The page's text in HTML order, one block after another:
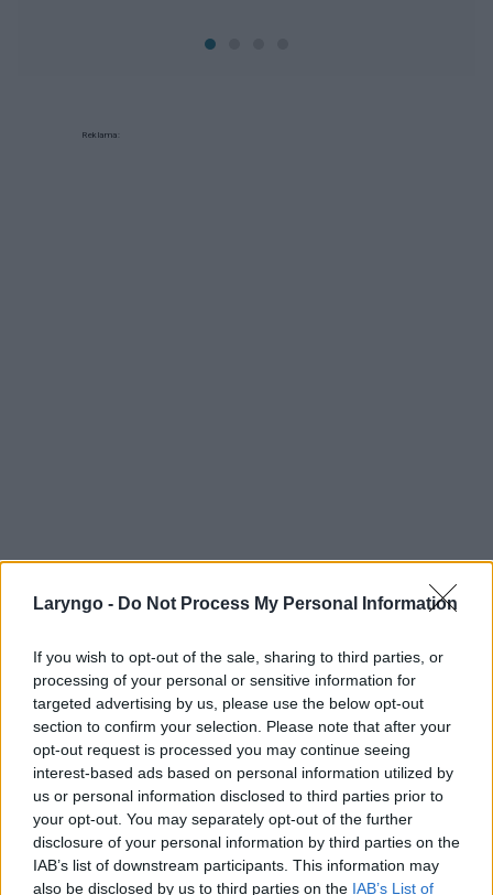
Laryngo - Do Not Process My Personal Information
If you wish to opt-out of the sale, sharing to third parties, or
processing of your personal or sensitive information for
targeted advertising by us, please use the below opt-out
section to confirm your selection. Please note that after your
opt-out request is processed you may continue seeing
interest-based ads based on personal information utilized by
us or personal information disclosed to third parties prior to
your opt-out. You may separately opt-out of the further
disclosure of your personal information by third parties on the
IAB’s list of downstream participants. This information may
also be disclosed by us to third parties on the IAB’s List of
Reklama: